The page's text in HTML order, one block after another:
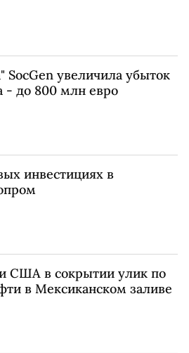
SocGen увеличила убыток
- до 800 млн евро
инвестициях в
США в сокрытии улик по
в Мексиканском заливе